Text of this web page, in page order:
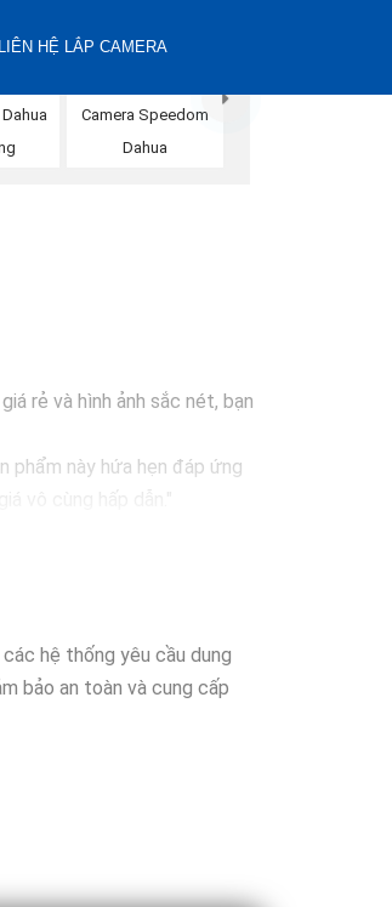
LIÊN HỆ LẮP CAMERA
Camera Speedom
Dahua
rẻ và hình ảnh sắc nét, bạn
phẩm này hứa hẹn đáp ứng
hệ thống yêu cầu dung
bảo an toàn và cung cấp